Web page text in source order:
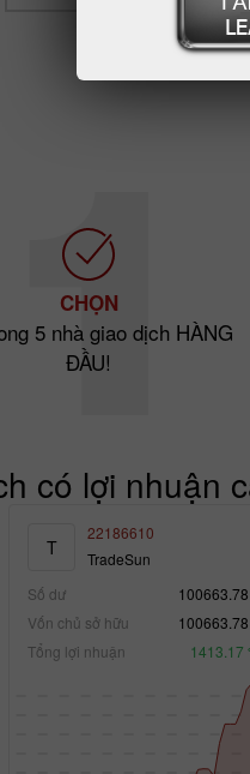
CHỌN
5 nhà giao dịch HÀNG
ĐẦU!
có lợi nhuận
T
22186610
TradeSun
Số dư
Vốn chủ sở hữu
Tổng lợi nhuận
1413.17